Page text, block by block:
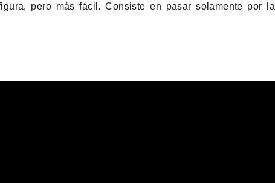
pero más fácil. Consiste en pasar solamente por la